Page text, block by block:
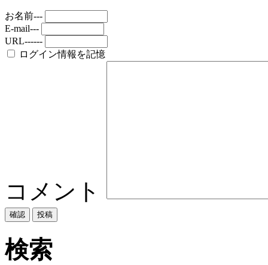
お名前---
E-mail---
URL------
ログイン情報を記憶
コメント
検索